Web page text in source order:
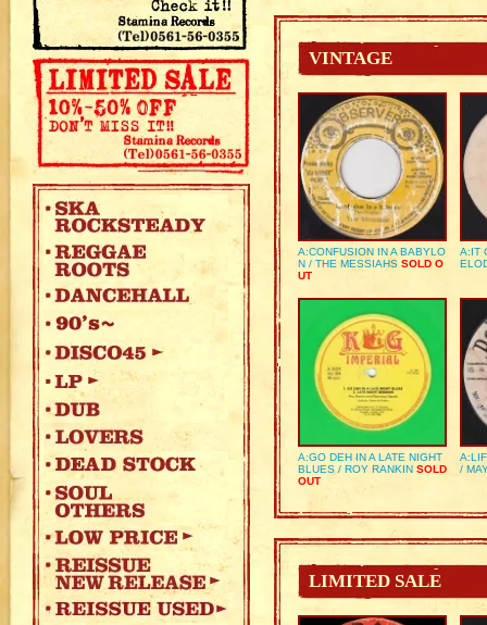
VINTAGE
A:CONFUSION IN A BABYLO
N / THE MESSIAHS SOLD O
UT
A:IT
A:GO DEH IN A LATE NIGHT
BLUES / ROY RANKIN SOLD
OUT
/
LIMITED SALE